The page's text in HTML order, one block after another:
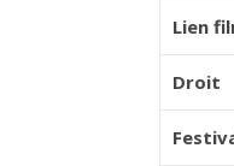
Lien
Droit